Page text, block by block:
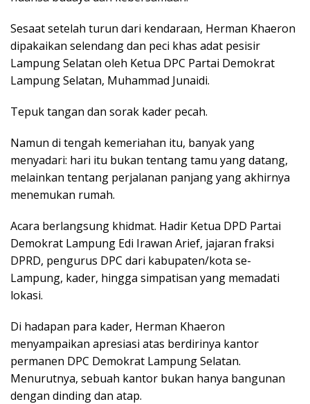
Sesaat setelah turun dari kendaraan, Herman Khaeron
dipakaikan selendang dan peci khas adat pesisir
Lampung Selatan oleh Ketua DPC Partai Demokrat
Lampung Selatan, Muhammad Junaidi.
Tepuk tangan dan sorak kader pecah.
Namun di tengah kemeriahan itu, banyak yang
menyadari: hari itu bukan tentang tamu yang datang,
melainkan tentang perjalanan panjang yang akhirnya
menemukan rumah.
Acara berlangsung khidmat. Hadir Ketua DPD Partai
Demokrat Lampung Edi Irawan Arief, jajaran fraksi
DPRD, pengurus DPC dari kabupaten/kota se-
Lampung, kader, hingga simpatisan yang memadati
lokasi.
Di hadapan para kader, Herman Khaeron
menyampaikan apresiasi atas berdirinya kantor
permanen DPC Demokrat Lampung Selatan.
Menurutnya, sebuah kantor bukan hanya bangunan
dengan dinding dan atap.